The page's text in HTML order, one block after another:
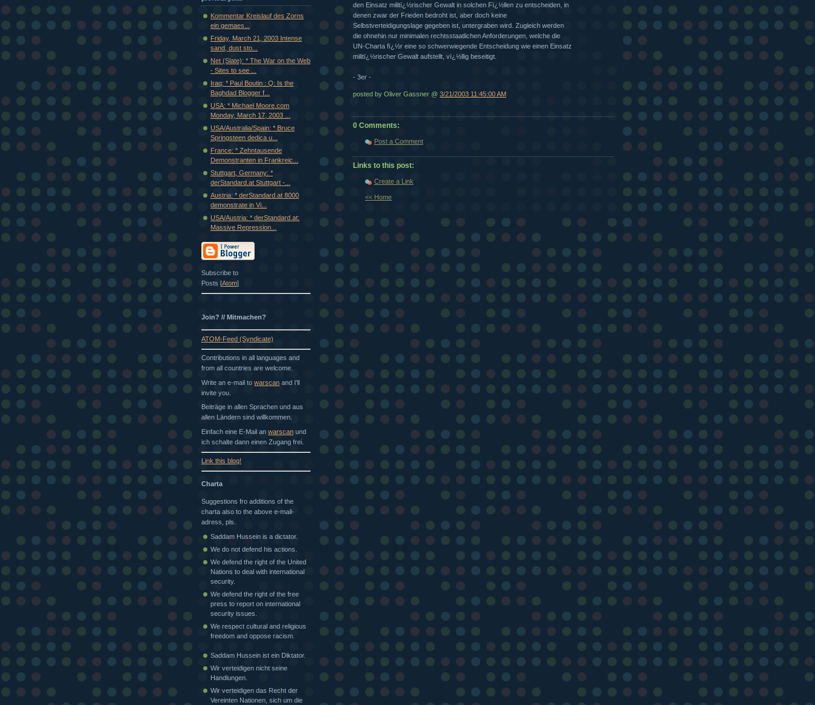
den Einsatz militï¿½rischer Gewalt in solchen Fï¿½llen zu entscheiden, in
denen zwar der Frieden bedroht ist, aber doch keine
Selbstverteidigungslage gegeben ist, untergraben wird. Zugleich werden
die ohnehin nur minimalen rechtsstaatlichen Anforderungen, welche die
UN-Charta fï¿½r eine so schwerwiegende Entscheidung wie einen Einsatz
militï¿½rischer Gewalt aufstellt, vï¿½llig beseitigt.
- 3er -
posted by Oliver Gassner @ 3/21/2003 11:45:00 AM
0 Comments:
Post a Comment
Links to this post:
Create a Link
<< Home
Kommentar Kreislauf des Zorns
ein gemaes...
Friday, March 21, 2003 Intense
sand, dust sto...
Net (Slate): * The War on the Web
- Sites to see ...
Iraq: * Paul Boutin : Q: Is the
Baghdad Blogger f...
USA: * Michael Moore.com
Monday, March 17, 2003 ...
USA/Australia/Spain: * Bruce
Springsteen dedica u...
France: * Zehntausende
Demonstranten in Frankreic...
Stuttgart, Germany: *
derStandard.at Stuttgart -...
Austria: * derStandard.at 8000
demonstrate in Vi...
USA/Austria: * derStandard.at:
Massive Repression...
Subscribe to
Posts [Atom]
Join? // Mitmachen?
ATOM-Feed (Syndicate)
Contributions in all languages and
from all countries are welcome.
Write an e-mail to warscan and I'll
invite you.
Beiträge in allen Sprachen und aus
allen Ländern sind willkommen.
Einfach eine E-Mail an warscan und
ich schalte dann einen Zugang frei.
Link this blog!
Charta
Suggestions fro additions of the
charta also to the above e-mail-
adress, pls.
Saddam Hussein is a dictator.
We do not defend his actions.
We defend the right of the United
Nations to deal with international
security.
We defend the right of the free
press to report on international
security issues.
We respect cultural and religious
freedom and oppose racism.
Saddam Hussein ist ein Diktator.
Wir verteidigen nicht seine
Handlungen.
Wir verteidigen das Recht der
Vereinten Nationen, sich um die